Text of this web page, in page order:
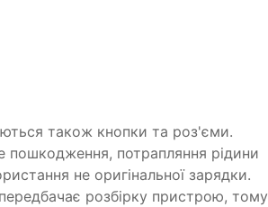
також кнопки та роз'єми.
потрапляння рідини
не оригінальної зарядки.
розбірку пристрою, тому